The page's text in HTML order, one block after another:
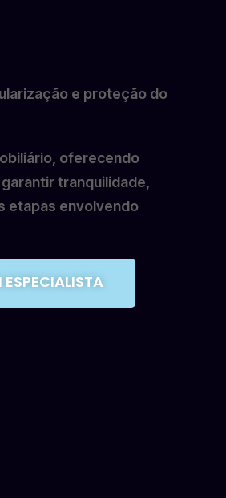
e proteção do
oferecendo
tranquilidade,
etapas envolvendo